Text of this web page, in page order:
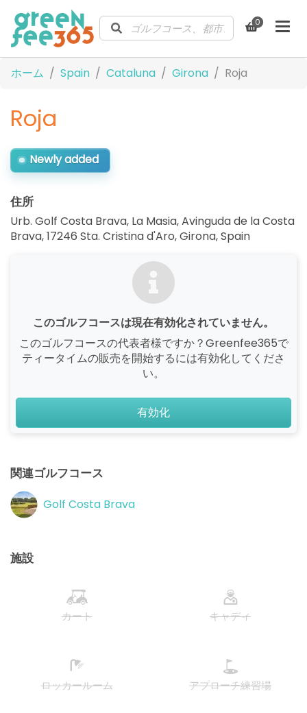
0
ホーム Spain Cataluna Girona Roja
Roja
Newly added
住所
Urb. Golf Costa Brava, La Masia, Avinguda de la Costa
Brava, 17246 Sta. Cristina d'Aro, Girona,Spain
このゴルフコースは現在有効化されていません。
このゴルフコースの代表者様ですか？Greenfee365で
ティータイムの販売を開始するには有効化してくださ
い。
有効化
関連ゴルフコース
Golf Costa Brava
施設
カート キャディ
ロッカールーム アプローチ練習場